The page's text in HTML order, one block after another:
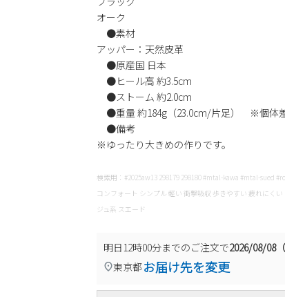
オーク
●素材
アッパー：天然皮革
●原産国 日本
●ヒール高 約3.5cm
●ストーム 約2.0cm
●重量 約184g（23.0cm/片足） ※個体
●備考
※ゆったり大きめの作りです。
検索用：#2025aw13 298179 298180 #mtal-kawa #mtal-sued
コンフォート シンプル 軽い 衝撃吸収 歩きやすい 疲れにく
ジュ系 スエード
明日12時00分までのご注文で2026/08/08（
東京都 お届け先を変更